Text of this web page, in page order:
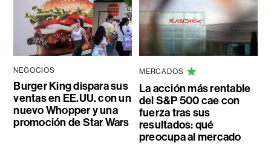
NEGOCIOS
Burger King dispara sus
ventas en EE.UU. con un
nuevo Whopper y una
promoción de Star Wars
MERCADOS
La acción más rentable
del S&P 500 cae con
fuerza tras sus
resultados: qué
preocupa al mercado